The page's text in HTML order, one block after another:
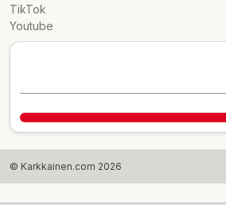
TikTok
Youtube
© Karkkainen.com 2026